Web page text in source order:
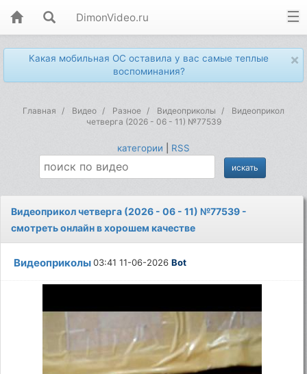
DimonVideo.ru
×
Какая мобильная ОС оставила у вас самые теплые
воспоминания?
Главная Видео Разное Видеоприколы
Видеоприкол
четверга (2026 - 06 - 11) №77539
категории RSS
Видеоприкол четверга (2026 - 06 - 11) №77539 -
смотреть онлайн в хорошем качестве
Видеоприколы03:41 11-06-2026Bot